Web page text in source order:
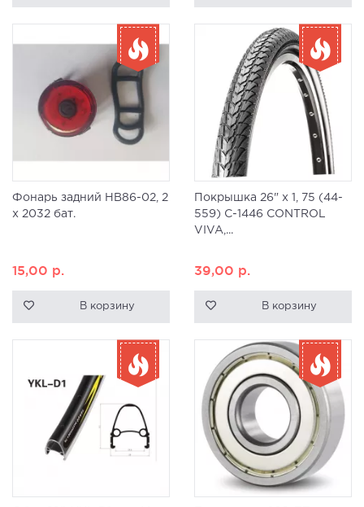
Фонарь задний HB86-02, 2
x 2032 бат.
15,00 р.
В корзину
Покрышка 26" x 1, 75 (44-
559) C-1446 CONTROL
VIVA,...
39,00 р.
В корзину